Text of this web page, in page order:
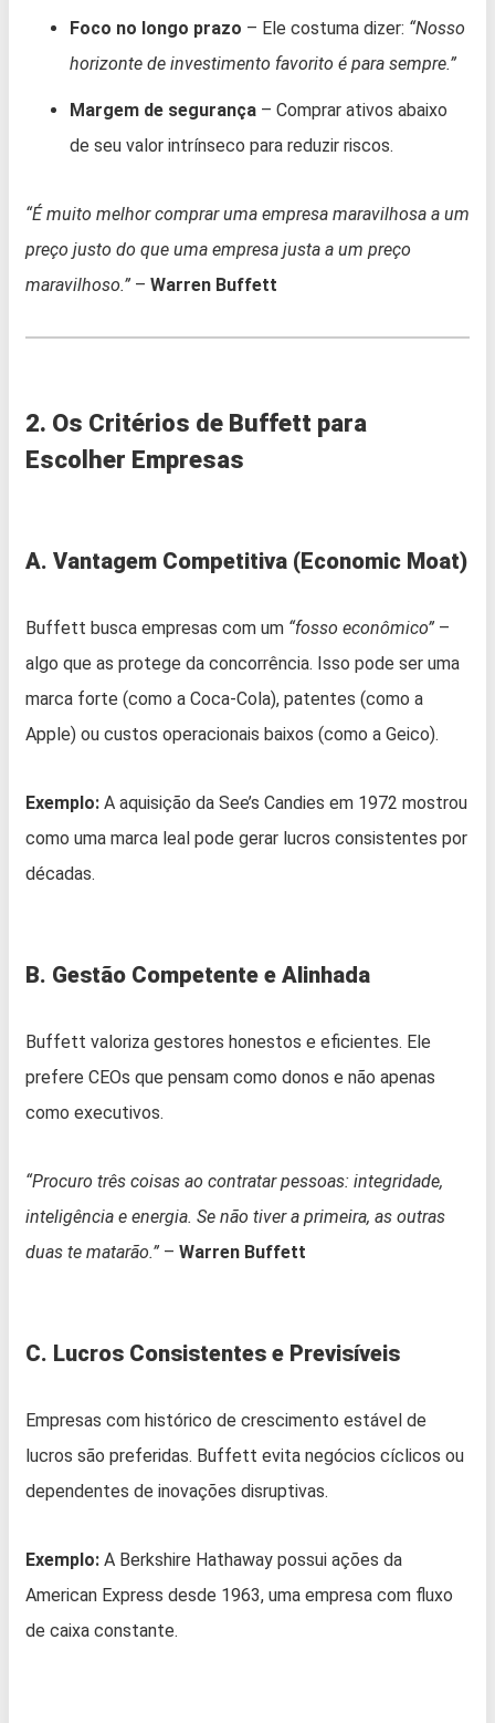
Foco no longo prazo – Ele costuma dizer: “Nosso
horizonte de investimento favorito é para sempre.”
Margem de segurança – Comprar ativos abaixo
de seu valor intrínseco para reduzir riscos.
“É muito melhor comprar uma empresa maravilhosa a um
preço justo do que uma empresa justa a um preço
maravilhoso.” – Warren Buffett
2. Os Critérios de Buffett para
Escolher Empresas
A. Vantagem Competitiva (Economic Moat)
Buffett busca empresas com um “fosso econômico” –
algo que as protege da concorrência. Isso pode ser uma
marca forte (como a Coca-Cola), patentes (como a
Apple) ou custos operacionais baixos (como a Geico).
Exemplo: A aquisição da See’s Candies em 1972 mostrou
como uma marca leal pode gerar lucros consistentes por
décadas.
B. Gestão Competente e Alinhada
Buffett valoriza gestores honestos e eficientes. Ele
prefere CEOs que pensam como donos e não apenas
como executivos.
“Procuro três coisas ao contratar pessoas: integridade,
inteligência e energia. Se não tiver a primeira, as outras
duas te matarão.” – Warren Buffett
C. Lucros Consistentes e Previsíveis
Empresas com histórico de crescimento estável de
lucros são preferidas. Buffett evita negócios cíclicos ou
dependentes de inovações disruptivas.
Exemplo: A Berkshire Hathaway possui ações da
American Express desde 1963, uma empresa com fluxo
de caixa constante.